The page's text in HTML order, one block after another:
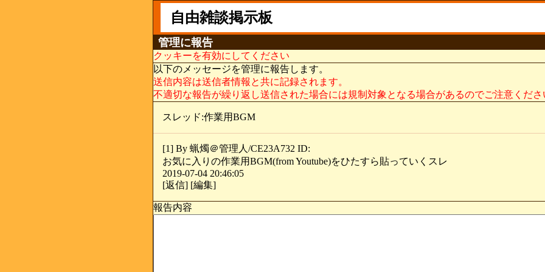
自由雑談掲示板
管理に報告
クッキーを有効にしてください
以下のメッセージを管理に報告します。
送信内容は送信者情報と共に記録されます。
不適切な報告が繰り返し送信された場合には規制対象となる場合があるのでご注意くださ
スレッド:作業用BGM
[1] By 蝋燭＠管理人/CE23A732 ID:
お気に入りの作業用BGM(from Youtube)をひたすら貼っていくスレ
2019-07-04 20:46:05
[返信] [編集]
報告内容